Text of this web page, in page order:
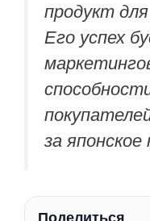
продукт
Его успех
за японское